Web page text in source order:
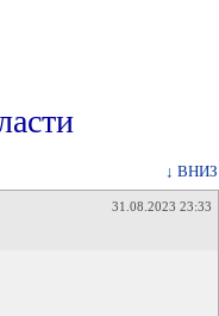
↓ ВНИЗ
31.08.2023 23:33